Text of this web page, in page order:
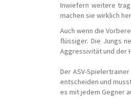
Inwiefern weitere
machen sie wirklich
Auch wenn die
flüssiger. Die Jungs
Aggressivität und der
Der ASV-
entscheiden und
es mit jedem Gegner